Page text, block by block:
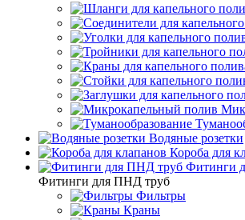
Водяные розетки
Короба для
Фитинги
Фитинги для ПНД труб
Фильтры
Краны